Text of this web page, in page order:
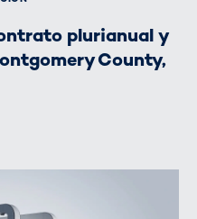
plurianual y
County,